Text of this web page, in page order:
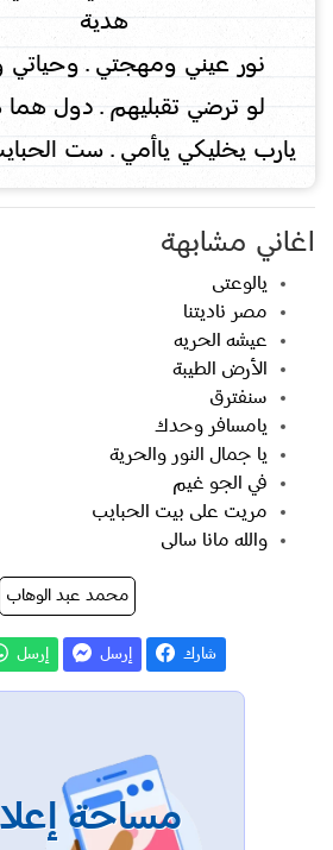
هدية
نور عيني ومهجتي ـ وحياتي
لو ترضي تقبليهم ـ دول هما
يارب يخليكي ياأمي ـ ست
اغاني مشابهة
يالوعتى
مصر ناديتنا
عيشه الحريه
الأرض الطيبة
سنفترق
يامسافر وحدك
يا جمال النور والحرية
في الجو غيم
مريت على بيت الحبايب
والله مانا سالى
محمد عبد الوهاب
شارك إرسل إرسل
مساحة